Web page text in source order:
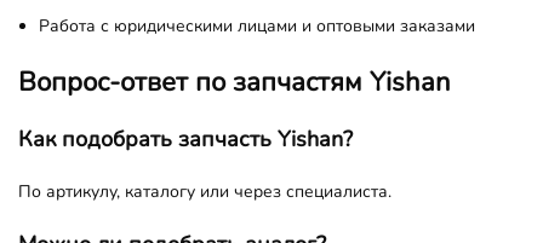
Работа с юридическими лицами и оптовыми заказами
Вопрос-ответ по запчастям Yishan
Как подобрать запчасть Yishan?
По артикулу, каталогу или через специалиста.